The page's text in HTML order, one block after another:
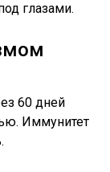
глазами.
60 дней
Иммунитет